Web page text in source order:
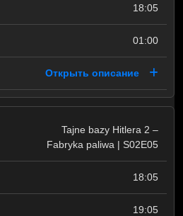
18:05
01:00
Открыть описание
Tajne bazy Hitlera 2 –
Fabryka paliwa | S02E05
18:05
19:05